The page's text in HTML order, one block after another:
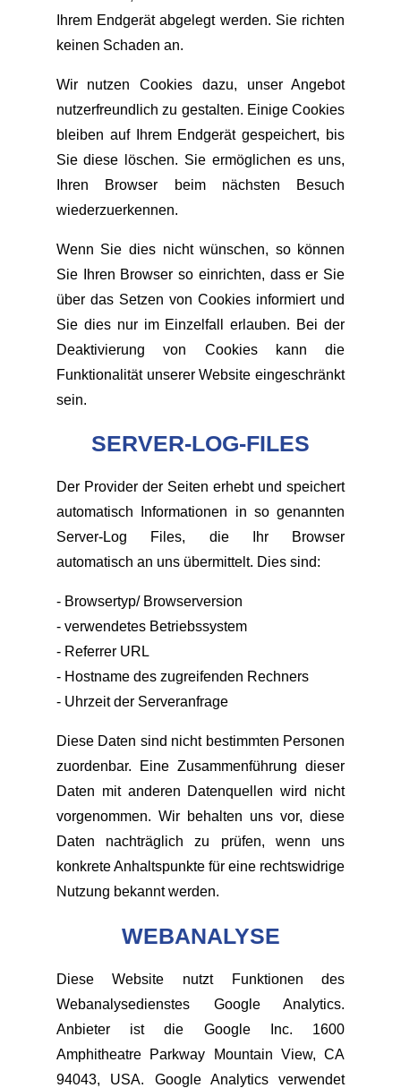
Ihrem Endgerät abgelegt werden. Sie richten
keinen Schaden an.
Wir nutzen Cookies dazu, unser Angebot
nutzerfreundlich zu gestalten. Einige Cookies
bleiben auf Ihrem Endgerät gespeichert, bis
Sie diese löschen. Sie ermöglichen es uns,
Ihren Browser beim nächsten Besuch
wiederzuerkennen.
Wenn Sie dies nicht wünschen, so können
Sie Ihren Browser so einrichten, dass er Sie
über das Setzen von Cookies informiert und
Sie dies nur im Einzelfall erlauben. Bei der
Deaktivierung von Cookies kann die
Funktionalität unserer Website eingeschränkt
sein.
SERVER-LOG-FILES
Der Provider der Seiten erhebt und speichert
automatisch Informationen in so genannten
Server-Log Files, die Ihr Browser
automatisch an uns übermittelt. Dies sind:
- Browsertyp/ Browserversion
- verwendetes Betriebssystem
- Referrer URL
- Hostname des zugreifenden Rechners
- Uhrzeit der Serveranfrage
Diese Daten sind nicht bestimmten Personen
zuordenbar. Eine Zusammenführung dieser
Daten mit anderen Datenquellen wird nicht
vorgenommen. Wir behalten uns vor, diese
Daten nachträglich zu prüfen, wenn uns
konkrete Anhaltspunkte für eine rechtswidrige
Nutzung bekannt werden.
WEBANALYSE
Diese Website nutzt Funktionen des
Webanalysedienstes Google Analytics.
Anbieter ist die Google Inc. 1600
Amphitheatre Parkway Mountain View, CA
94043, USA. Google Analytics verwendet